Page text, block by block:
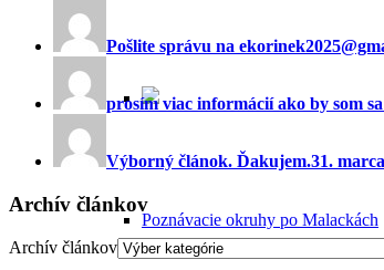
Poznávacie okruhy po Malackách
Pošlite správu na
prosím viac informácií ako by som
Výborný článok. Ďakujem.31.
Archív článkov
Archív článkov